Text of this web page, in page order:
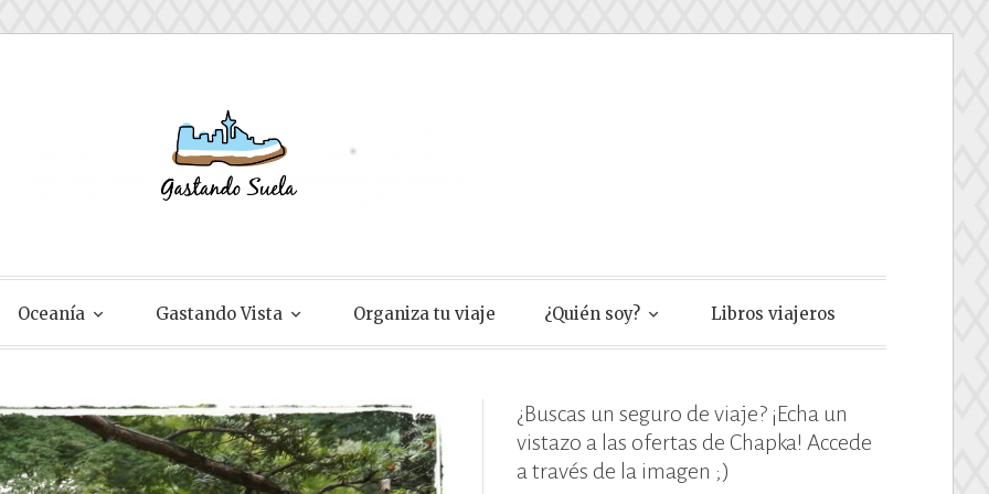
Oceanía Gastando Vista Organiza tu viaje ¿Quién soy? Libros viajeros
¿Buscas un seguro de viaje? ¡Echa un
vistazo a las ofertas de Chapka! Accede
a través de la imagen ;)